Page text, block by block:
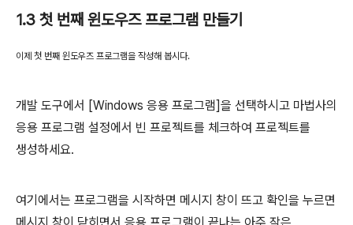
1.3 첫 번째 윈도우즈 프로그램 만들기
이제 첫 번째 윈도우즈 프로그램을 작성해 봅시다.
개발 도구에서 [Windows 응용 프로그램]을 선택하시고 마법사의
응용 프로그램 설정에서 빈 프로젝트를 체크하여 프로젝트를
생성하세요.
여기에서는 프로그램을 시작하면 메시지 창이 뜨고 확인을 누르면